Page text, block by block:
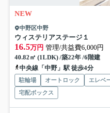
NEW
中野区中野
ウィステリアステージ１
16.5万円 管理/共益費6,000円
40.82㎡ (1LDK) /築22年 /6階建
中央線「中野」駅 徒歩4分
駐輪場 オートロック エレベ
宅配ボックス